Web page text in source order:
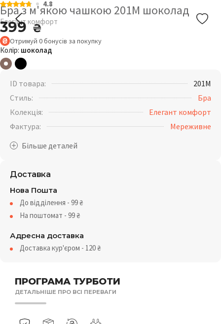
4.8
Бра з м'якою чашкою 201М шоколад
Елегант комфорт
399₴
Отримуй 0бонусів за покупку
Колір: шоколад
ПРОГРАМА ТУРБОТИ
ДЕТАЛЬНІШЕ ПРО ВСІ ПЕРЕВАГИ
ID товара:
201M
Стиль:
Бра
Колекція:
Елегант комфорт
Фактура:
Мереживне
Доставка
Нова Пошта
До відділення - 99₴
На поштомат - 99₴
Адресна доставка
Доставка кур'єром - 120₴